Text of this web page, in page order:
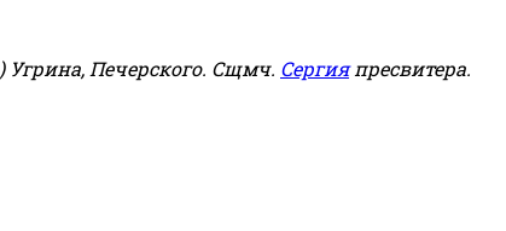
) Угрина, Печерского. Сщмч. Сергияпресвитера.